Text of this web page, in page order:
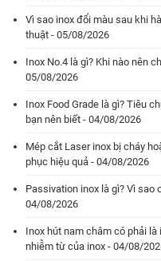
Vì sao inox đổi màu sau khi
thuật - 05/08/2026
Inox No.4 là gì? Khi nào nên
05/08/2026
Inox Food Grade là gì? Tiêu
bạn nên biết - 04/08/2026
Mép cắt Laser inox bị cháy
phục hiệu quả - 04/08/2026
Passivation inox là gì? Vì sao
04/08/2026
Inox hút nam châm có phải
nhiễm từ của inox - 04/08/